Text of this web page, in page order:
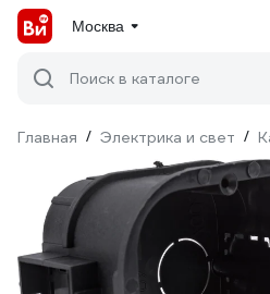
Москва
Поиск в каталоге
Главная / Электрика и свет /